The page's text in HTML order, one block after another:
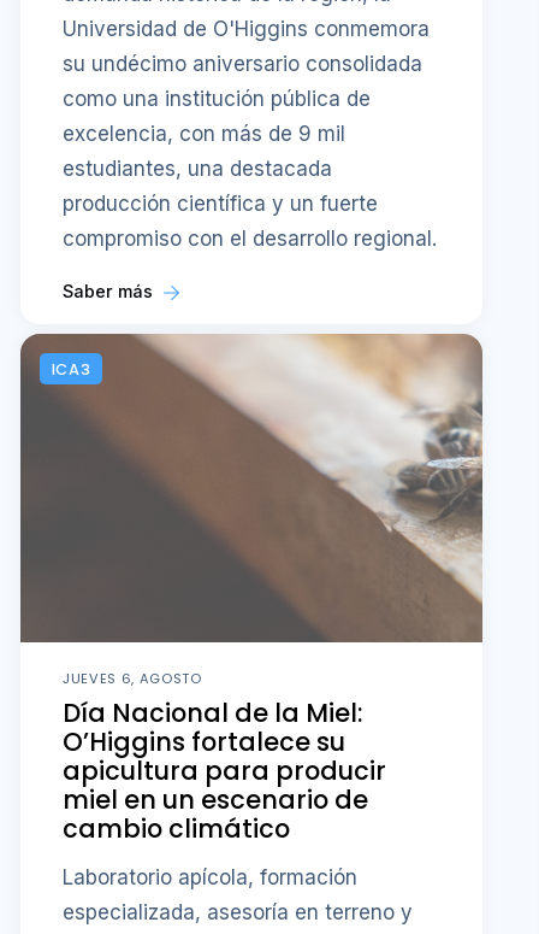
Universidad de O'Higgins conmemora
su undécimo aniversario consolidada
como una institución pública de
excelencia, con más de 9 mil
estudiantes, una destacada
producción científica y un fuerte
compromiso con el desarrollo regional.
Saber más
ICA3
JUEVES 6, AGOSTO
Día Nacional de la Miel:
O’Higgins fortalece su
apicultura para producir
miel en un escenario de
cambio climático
Laboratorio apícola, formación
especializada, asesoría en terreno y